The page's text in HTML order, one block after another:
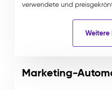
verwendete und
Weitere
Marketing-